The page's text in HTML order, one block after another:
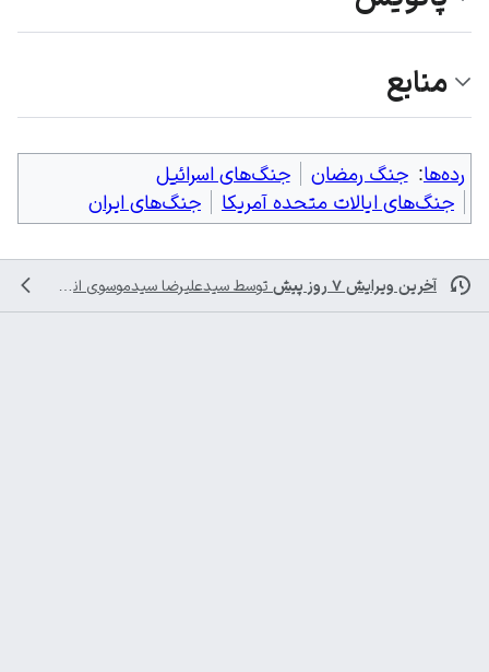
منابع
رده‌ها: جنگ رمضان
جنگ‌های اسرائیل
جنگ‌های ایالات متحده آمریکا
جنگ‌های ایران
آخرین ویرایش ۷ روز پیش توسط سیدعلیرضا سیدموسوی انجام شده است